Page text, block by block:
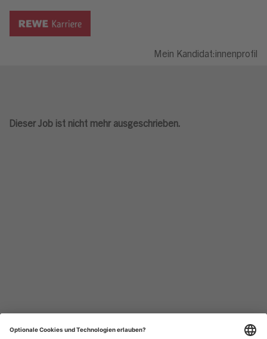
Mein Kandidat:innenprofil
Dieser Job ist nicht mehr ausgeschrieben.